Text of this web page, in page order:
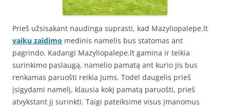
Prieš užsisakant naudinga suprasti, kad Mazyliopalepe.lt
vaiku zaidimo medinis namelis bus statomas ant
pagrindo. Kadangi Mazyliopalepe.lt gamina ir teikia
surinkimo paslaugą, namelio pamatą ant kurio jis bus
renkamas paruošti reikia Jums. Todėl daugelis prieš
įsigydami namelį, klausia kokį pamatą paruošti, prieš
atvykstant jį surinkti. Taigi pateiksime visus įmanomus